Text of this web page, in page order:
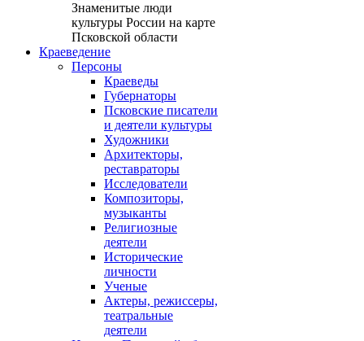
Знаменитые люди
культуры России на карте
Псковской области
Краеведение
Персоны
Краеведы
Губернаторы
Псковские писатели
и деятели культуры
Художники
Архитекторы,
реставраторы
Исследователи
Композиторы,
музыканты
Религиозные
деятели
Исторические
личности
Ученые
Актеры, режиссеры,
театральные
деятели